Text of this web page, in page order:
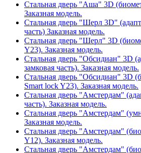
Стальная дверь "Аша" 3D
Заказная модель.
Стальная дверь "Шерл 3D"
часть) Заказная модель.
Стальная дверь "Шерл" 3D
Y23). Заказная модель.
Стальная дверь "Обсидиан" 3D
замковая часть). Заказная модель.
Стальная дверь "Обсидиан" 3D
Smart lock Y23). Заказная модель.
Стальная дверь "Амстердам"
часть). Заказная модель.
Стальная дверь "Амстердам"
Заказная модель.
Стальная дверь "Амстердам"
Y12). Заказная модель.
Стальная дверь "Амстердам"